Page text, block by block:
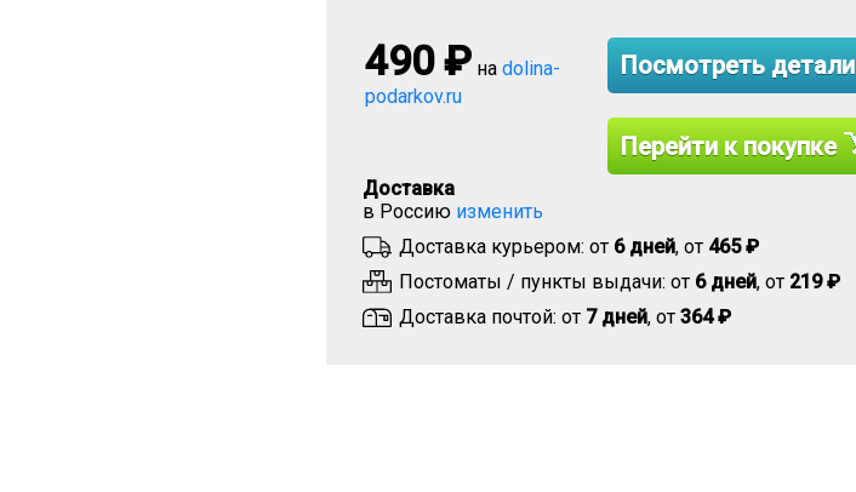
490 ₽ на dolina-
podarkov.ru
Посмотреть детали
Перейти к покупке
Доставка
в Россию изменить
Доставка курьером: от 6 дней, от 465 ₽
Постоматы / пункты выдачи: от 6 дней, от 219 ₽
Доставка почтой: от 7 дней, от 364 ₽